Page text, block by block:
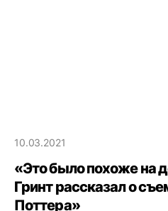
10.03.2021
«Это было похоже на
Гринт рассказал о
Поттера»